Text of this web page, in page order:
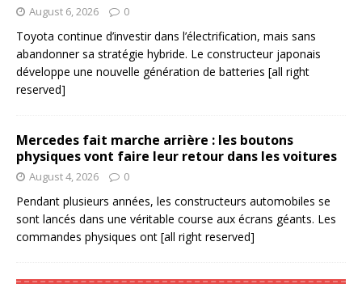
August 6, 2026 0
Toyota continue d’investir dans l’électrification, mais sans
abandonner sa stratégie hybride. Le constructeur japonais
développe une nouvelle génération de batteries [all right
reserved]
Mercedes fait marche arrière : les boutons
physiques vont faire leur retour dans les voitures
August 4, 2026 0
Pendant plusieurs années, les constructeurs automobiles se
sont lancés dans une véritable course aux écrans géants. Les
commandes physiques ont [all right reserved]